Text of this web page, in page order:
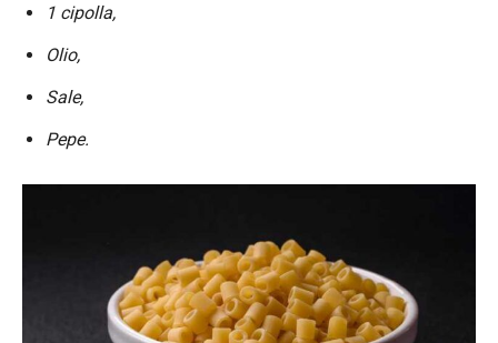
1 cipolla,
Olio,
Sale,
Pepe.